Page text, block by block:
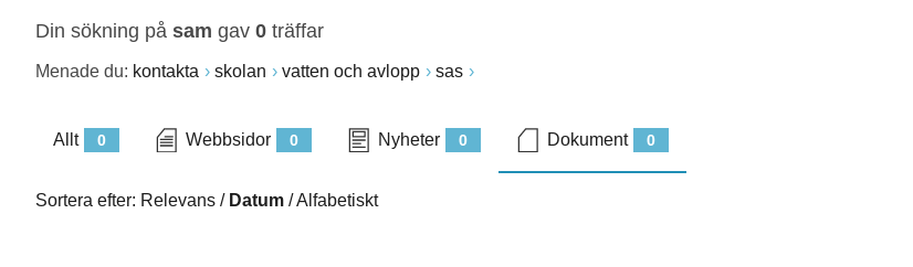
Din sökning på sam gav 0 träffar
Menade du: kontakta skolan vatten och avlopp sas
0
Allt 0
Webbsidor 0
Nyheter 0
Dokument
Sortera efter: Relevans / Datum /Alfabetiskt